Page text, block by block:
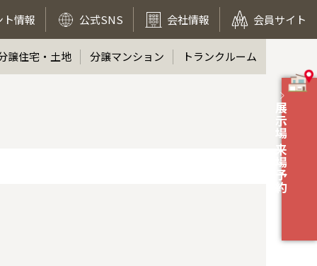
ト情報 公式SNS 会社情報 会員サイト
展示場 来場予約
譲住宅・土地 分譲マンション トランクルーム